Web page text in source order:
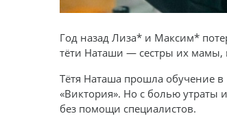
Год назад Лиза* и Максим*
тёти Наташи — сестры их мамы,
Тётя Наташа прошла обучение
«Виктория». Но с болью утраты
без помощи специалистов.